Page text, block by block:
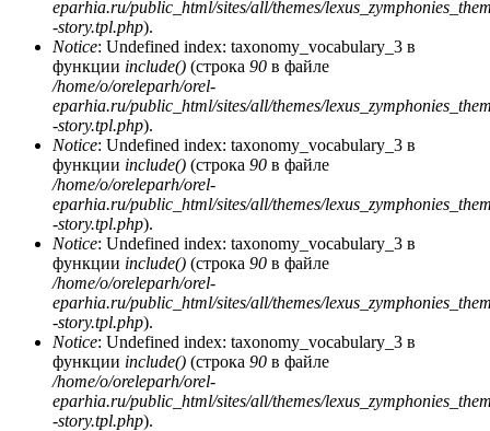
eparhia.ru/public_html/sites/all/themes/
-story.tpl.php).
Notice: Undefined index: taxonomy_vocabulary_3 в
функции include() (строка 90 в файле
/home/o/oreleparh/orel-
eparhia.ru/public_html/sites/all/themes/
-story.tpl.php).
Notice: Undefined index: taxonomy_vocabulary_3 в
функции include() (строка 90 в файле
/home/o/oreleparh/orel-
eparhia.ru/public_html/sites/all/themes/
-story.tpl.php).
Notice: Undefined index: taxonomy_vocabulary_3 в
функции include() (строка 90 в файле
/home/o/oreleparh/orel-
eparhia.ru/public_html/sites/all/themes/
-story.tpl.php).
Notice: Undefined index: taxonomy_vocabulary_3 в
функции include() (строка 90 в файле
/home/o/oreleparh/orel-
eparhia.ru/public_html/sites/all/themes/
-story.tpl.php).